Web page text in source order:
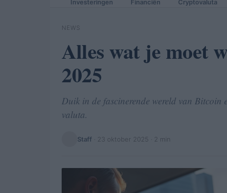
Investeringen Financiën Cryptovaluta
NEWS
Alles wat je moet
2025
Duik in de fascinerende wereld van
valuta.
Staff 23 oktober 2025 · 2 min